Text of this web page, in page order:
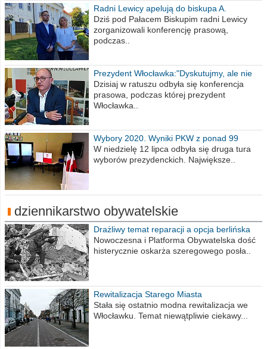
Radni Lewicy apelują do biskupa A.
Wiesława Meringa
Dziś pod Pałacem Biskupim radni Lewicy
zorganizowali konferencję prasową,
podczas..
Prezydent Włocławka:"Dyskutujmy, ale nie
obrażajmy się”
Dzisiaj w ratuszu odbyła się konferencja
prasowa, podczas której prezydent
Włocławka..
Wybory 2020. Wyniki PKW z ponad 99
procent obwodów
W niedzielę 12 lipca odbyła się druga tura
wyborów prezydenckich. Największe..
dziennikarstwo obywatelskie
Drażliwy temat reparacji a opcja berlińska
Nowoczesna i Platforma Obywatelska dość
histerycznie oskarża szeregowego posła..
Rewitalizacja Starego Miasta
Stała się ostatnio modna rewitalizacja we
Włocławku. Temat niewątpliwie ciekawy...